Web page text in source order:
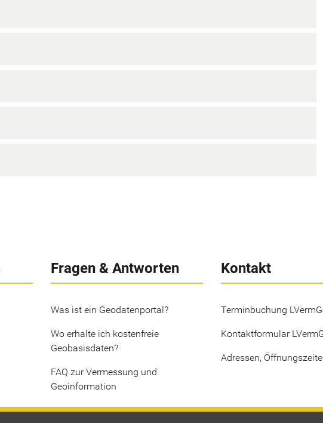
Fragen & Antworten
Was ist ein Geodatenportal?
Wo erhalte ich kostenfreie
Geobasisdaten?
FAQ zur Vermessung und
Geoinformation
Kontakt
Terminbuchung
Kontaktformular
Adressen,